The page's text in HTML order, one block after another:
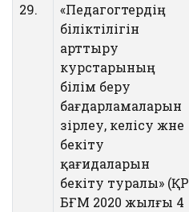
29.
«Педагогтердің
біліктілігін
арттыру
курстарының
білім беру
бағдарламаларын
әзірлеу, келісу және
бекіту
қағидаларын
бекіту туралы» (ҚР
БҒМ 2020 жылғы 4